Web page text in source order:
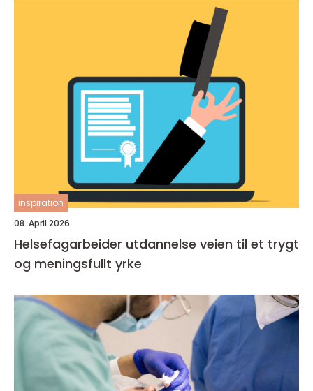
inspiration
08. April 2026
Helsefagarbeider utdannelse veien til et trygt
og meningsfullt yrke